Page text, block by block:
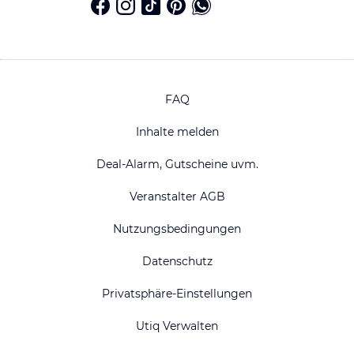
FAQ
Inhalte melden
Deal-Alarm, Gutscheine uvm.
Veranstalter AGB
Nutzungsbedingungen
Datenschutz
Privatsphäre-Einstellungen
Utiq Verwalten